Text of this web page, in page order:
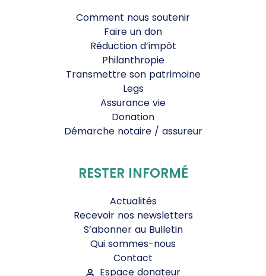
Comment nous soutenir
Faire un don
Réduction d’impôt
Philanthropie
Transmettre son patrimoine
Legs
Assurance vie
Donation
Démarche notaire / assureur
RESTER INFORMÉ
Actualités
Recevoir nos newsletters
S’abonner au Bulletin
Qui sommes-nous
Contact
Espace donateur